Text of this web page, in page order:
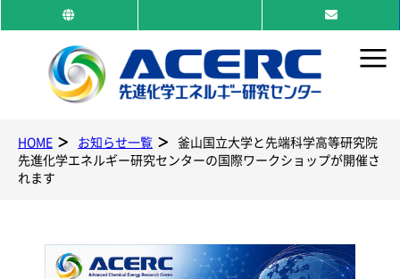
≡
HOME お知らせ一覧
釜山国立大学と先端科学高等研究院
先進化学エネルギー研究センターの国際ワークショップが開催さ
れます